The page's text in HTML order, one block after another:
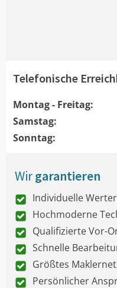
Telefonische
Montag - Freitag:
Samstag:
Sonntag:
Wirgarantieren
Individuelle
Hochmoderne
Qualifizierte Vor-
Schnelle
Größtes
Persönlicher